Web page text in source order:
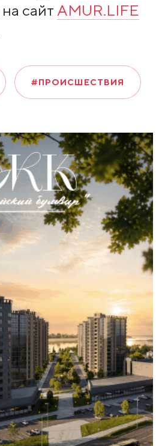
сайт AMUR.LIFE
#ПРОИСШЕСТВИЯ